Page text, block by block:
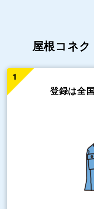
屋根コネ
登録は全